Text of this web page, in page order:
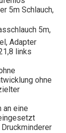
5m Schlauch,
5m,
Adapter
links
ohne
an eine